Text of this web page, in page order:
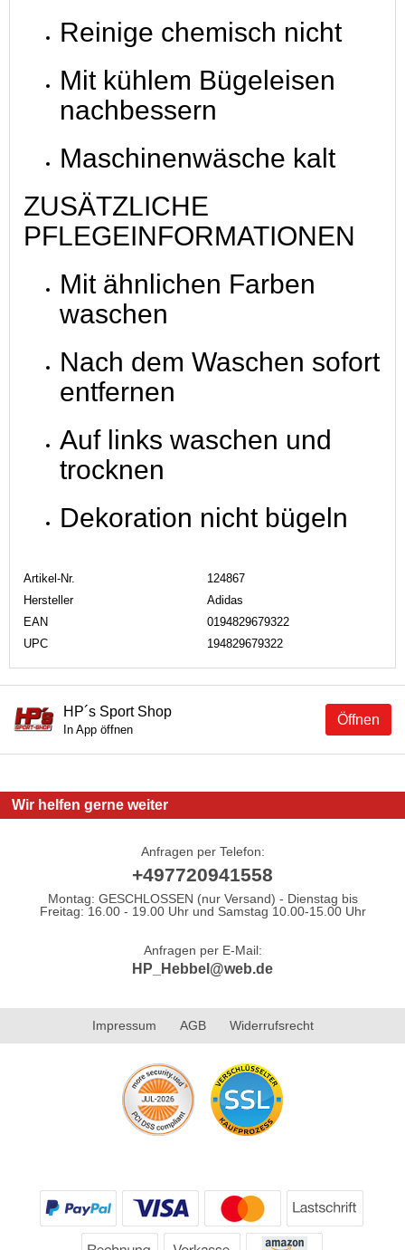
Reinige chemisch nicht
Mit kühlem Bügeleisen
nachbessern
Maschinenwäsche kalt
ZUSÄTZLICHE
PFLEGEINFORMATIONEN
Mit ähnlichen Farben
waschen
Nach dem Waschen sofort
entfernen
Auf links waschen und
trocknen
Dekoration nicht bügeln
Artikel-Nr.
124867
Hersteller
Adidas
EAN
0194829679322
UPC
194829679322
Öffnen
HP´s Sport Shop
In App öffnen
Wir helfen gerne weiter
Anfragen per Telefon:
+497720941558
Montag: GESCHLOSSEN (nur Versand) - Dienstag bis
Freitag: 16.00 - 19.00 Uhr und Samstag 10.00-15.00 Uhr
Anfragen per E-Mail:
HP_Hebbel@web.de
Impressum AGB Widerrufsrecht